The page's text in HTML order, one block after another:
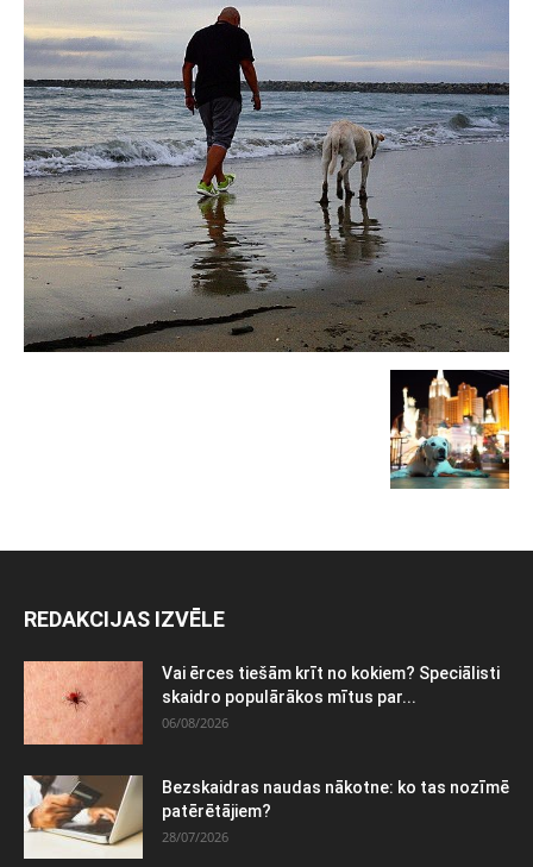
REDAKCIJAS IZVĒLE
Vai ērces tiešām krīt no kokiem? Speciālisti
skaidro populārākos mītus par...
06/08/2026
Bezskaidras naudas nākotne: ko tas nozīmē
patērētājiem?
28/07/2026